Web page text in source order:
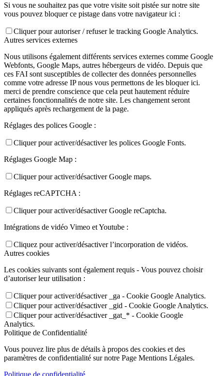
Si vous ne souhaitez pas que votre visite soit pistée sur notre site
vous pouvez bloquer ce pistage dans votre navigateur ici :
Cliquer pour autoriser / refuser le tracking Google Analytics.
Autres services externes
Nous utilisons également différents services externes comme Google
Webfonts, Google Maps, autres hébergeurs de vidéo. Depuis que
ces FAI sont susceptibles de collecter des données personnelles
comme votre adresse IP nous vous permettons de les bloquer ici.
merci de prendre conscience que cela peut hautement réduire
certaines fonctionnalités de notre site. Les changement seront
appliqués après rechargement de la page.
Réglages des polices Google :
Cliquer pour activer/désactiver les polices Google Fonts.
Réglages Google Map :
Cliquer pour activer/désactiver Google maps.
Réglages reCAPTCHA :
Cliquer pour activer/désactiver Google reCaptcha.
Intégrations de vidéo Vimeo et Youtube :
Cliquez pour activer/désactiver l’incorporation de vidéos.
Autres cookies
Les cookies suivants sont également requis - Vous pouvez choisir
d’autoriser leur utilisation :
Cliquer pour activer/désactiver _ga - Cookie Google Analytics.
Cliquer pour activer/désactiver _gid - Cookie Google Analytics.
Cliquer pour activer/désactiver _gat_* - Cookie Google
Analytics.
Politique de Confidentialité
Vous pouvez lire plus de détails à propos des cookies et des
paramètres de confidentialité sur notre Page Mentions Légales.
Politique de confidentialité